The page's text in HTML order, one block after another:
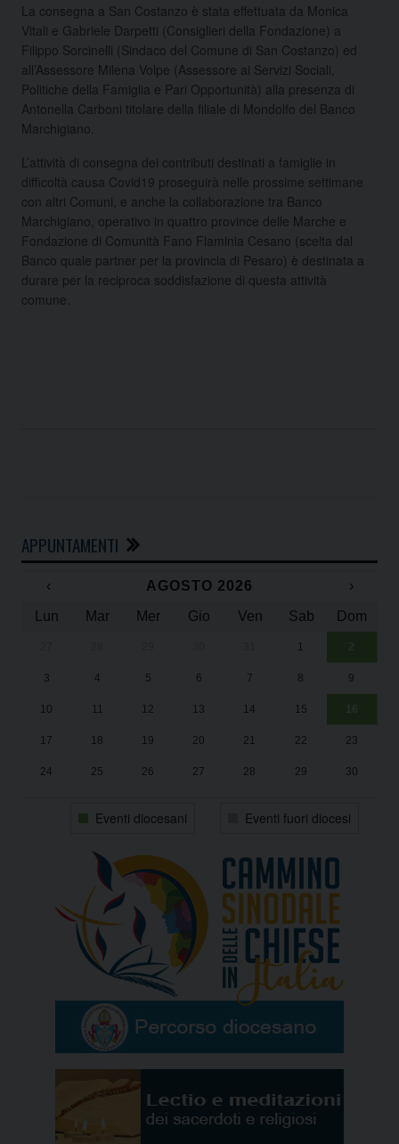
La consegna a San Costanzo è stata effettuata da Monica
Vitali e Gabriele Darpetti (Consiglieri della Fondazione) a
Filippo Sorcinelli (Sindaco del Comune di San Costanzo) ed
all’Assessore Milena Volpe (Assessore ai Servizi Sociali,
Politiche della Famiglia e Pari Opportunità) alla presenza di
Antonella Carboni titolare della filiale di Mondolfo del Banco
Marchigiano.
L’attività di consegna dei contributi destinati a famiglie in
difficoltà causa Covid19 proseguirà nelle prossime settimane
con altri Comuni, e anche la collaborazione tra Banco
Marchigiano, operativo in quattro province delle Marche e
Fondazione di Comunità Fano Flaminia Cesano (scelta dal
Banco quale partner per la provincia di Pesaro) è destinata a
durare per la reciproca soddisfazione di questa attività
comune.
APPUNTAMENTI
‹ AGOSTO 2026
›
Lun
Mar Mer Gio Ven Sab Dom
1 2
3 4 5 6 7 8 9
10 11 12 13 14 15 16
17 18 19 20 21 22 23
24 25 26 27 28 29 30
Eventi diocesani Eventi fuori diocesi